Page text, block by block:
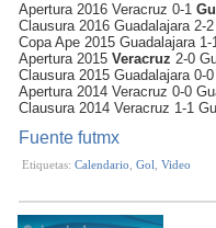
Apertura 2016 Veracruz 0-1
Clausura 2016 Guadalajara 2-
Copa Ape 2015 Guadalajara
Apertura 2015Veracruz 2-0
Clausura 2015 Guadalajara 0-
Apertura 2014 Veracruz 0-0
Clausura 2014 Veracruz 1-1
Fuente futmx
Etiquetas: Calendario Gol Video